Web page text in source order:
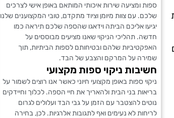
ספות ומציעה שירות איכותי המותאם באופן אישי לצרכים
שלכם. עם צוות מיומן וציוד מתקדם, טובי המקצוענים שלנו
יגיעו אליכם הביתה וידאגו שהספה שלכם תיראה כמו
חדשה. תהליכי הניקוי שאנו מציעים מבוססים על
האפקטיביות שלהם ובטיחותם לספות הביתיות, תוך
שמירה על המרקם והצבע של הבד.
חשיבות ניקוי ספות מקצועי
ניקוי ספות באופן מקצועי חיוני כאשר אנו רוצים לשמור על
בריאות בני הבית ולהאריך את חיי הספה. לכלוך וחיידקים
נוטים להצטבר עם הזמן על גבי הבד ועלולים לגרום
לריחות לא נעימים ואף לתגובות אלרגיות. לכן, בחירה